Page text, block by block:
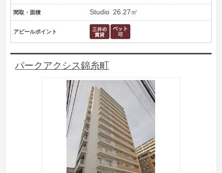
間取・面積 Studio 26.27㎡
アピールポイント
パークアクシス錦糸町